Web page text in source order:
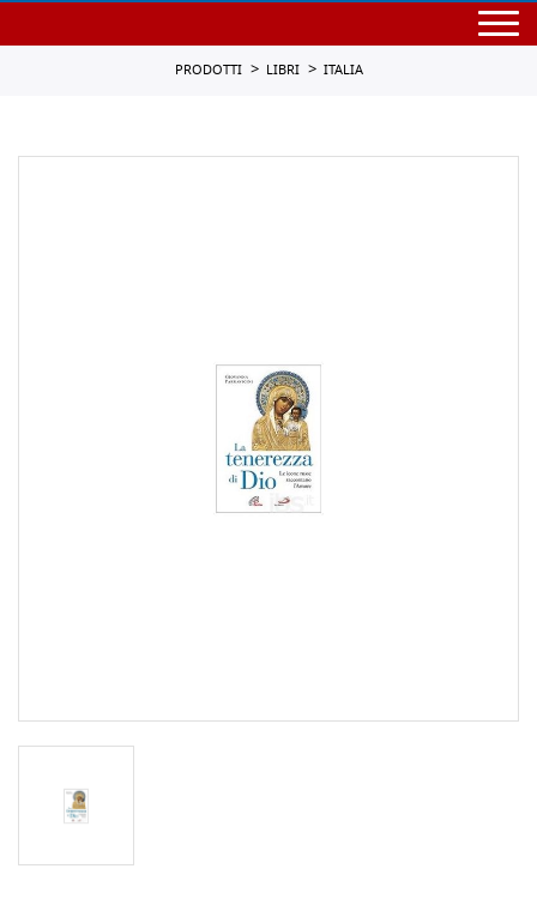
PRODOTTI LIBRI ITALIA